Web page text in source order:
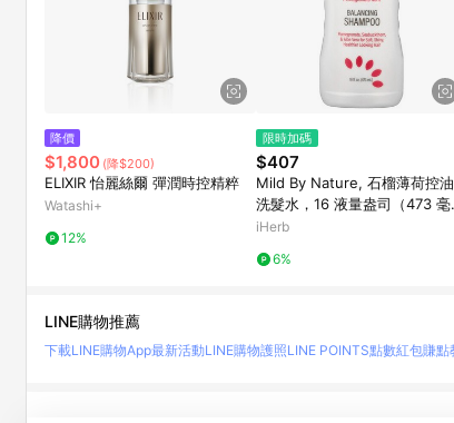
降價
$1,800 (降$200)
ELIXIR 怡麗絲爾 彈潤時控精粹
Watashi+
12%
限時加碼
$407
Mild By Nature, 石榴薄荷控油
洗髮水，16 液量盎司（473 毫
升）
iHerb
6%
LINE購物推薦
下載LINE購物App最新活動LINE購物護照LINE POINTS點數紅包賺點